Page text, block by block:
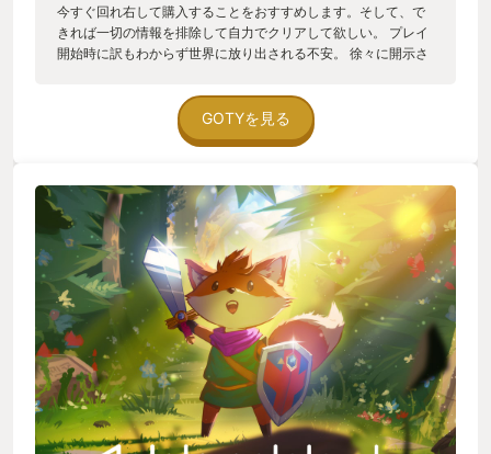
今すぐ回れ右して購入することをおすすめします。そして、で
きれば一切の情報を排除して自力でクリアして欲しい。 プレイ
開始時に訳もわからず世界に放り出される不安。 徐々に開示さ
くマップ。 適度に難しい戦闘。 閃けと言わんばかりに突きつけ
られる謎。 ゲームってこんなだったなあ、と思わせてくれる作
GOTYを見る